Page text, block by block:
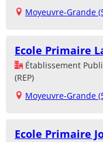
Moyeuvre-Grande
Ecole Primaire
Établissement
(REP)
Moyeuvre-Grande
Ecole Primaire